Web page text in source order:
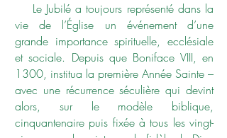
Le Jubilé a toujours représenté dans la
vie de l’Église un événement d’une
grande importance spirituelle, ecclésiale
et sociale. Depuis que Boniface VIII, en
1300, institua la première Année Sainte –
avec une récurrence séculière qui devint
alors, sur le modèle biblique,
cinquantenaire puis fixée à tous les vingt-